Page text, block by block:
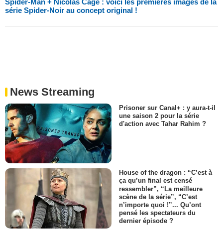
Spider-Man + Nicolas Cage : voici les premières images de la
série Spider-Noir au concept original !
News Streaming
Prisoner sur Canal+ : y aura-t-il
une saison 2 pour la série
d'action avec Tahar Rahim ?
House of the dragon : “C’est à
ça qu’un final est censé
ressembler”, “La meilleure
scène de la série”, “C’est
n’importe quoi !”... Qu’ont
pensé les spectateurs du
dernier épisode ?